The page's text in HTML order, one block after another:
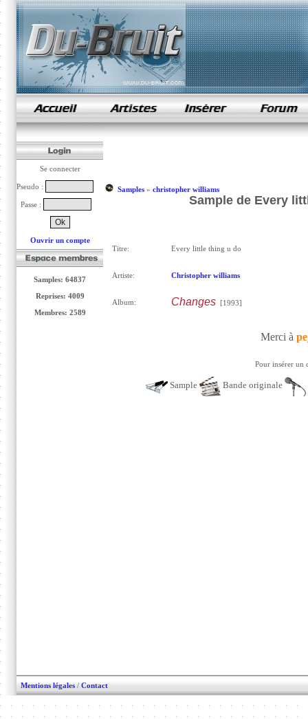
samples de rap
Se connecter
Pseudo :
Passe :
Ouvrir un compte
Samples: 64837
Reprises: 4009
Membres: 2589
Samples» christopher williams
Sample de Every
Titre: Every little thing u do
Artiste: Christopher williams
Album: Changes[1993]
Merci à
Pour insérer un
Sample Bande originale
Mentions légales / Contact